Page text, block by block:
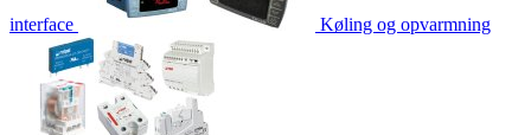
interface Køling og opvarmning